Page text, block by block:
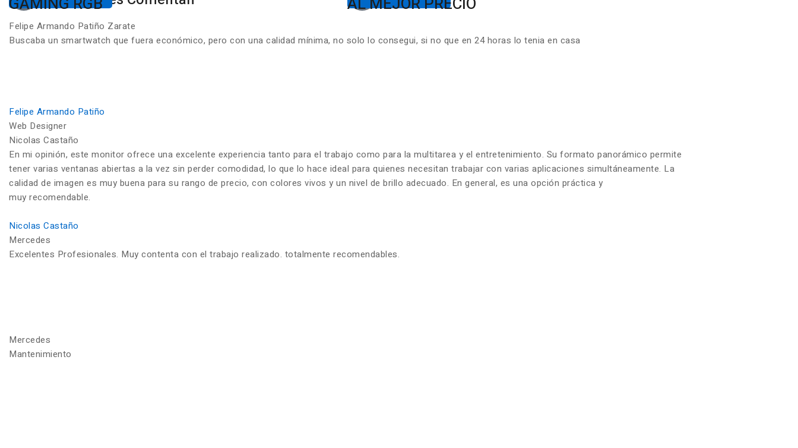
Felipe Armando Patiño Zarate
Buscaba un smartwatch que fuera económico, pero con una calidad mínima, no solo lo consegui, si no que en 24 horas lo tenia en casa
Felipe Armando Patiño
Web Designer
Nicolas Castaño
En mi opinión, este monitor ofrece una excelente experiencia tanto para el trabajo como para la multitarea y el entretenimiento. Su formato panorámico permite
tener varias ventanas abiertas a la vez sin perder comodidad, lo que lo hace ideal para quienes necesitan trabajar con varias aplicaciones simultáneamente. La
calidad de imagen es muy buena para su rango de precio, con colores vivos y un nivel de brillo adecuado. En general, es una opción práctica y
muy recomendable.
Nicolas Castaño
Mercedes
Excelentes Profesionales. Muy contenta con el trabajo realizado. totalmente recomendables.
Mercedes
Mantenimiento